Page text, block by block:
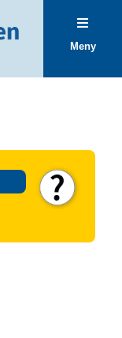
Meny